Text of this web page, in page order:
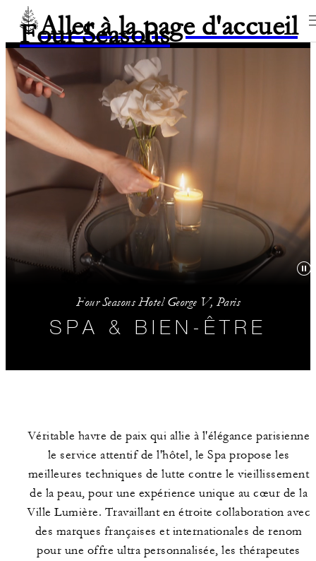
Aller à la page d'accueil
Four Seasons
Four Seasons Hotel George V, Paris
SPA & BIEN-ÊTRE
HORAIRES
RÉSERVER UN
SOIN
Véritable havre de paix qui allie à l'élégance parisienne
le service attentif de l'hôtel, le Spa propose les
meilleures techniques de lutte contre le vieillissement
de la peau, pour une expérience unique au cœur de la
Ville Lumière. Travaillant en étroite collaboration avec
des marques françaises et internationales de renom
pour une offre ultra personnalisée, les thérapeutes